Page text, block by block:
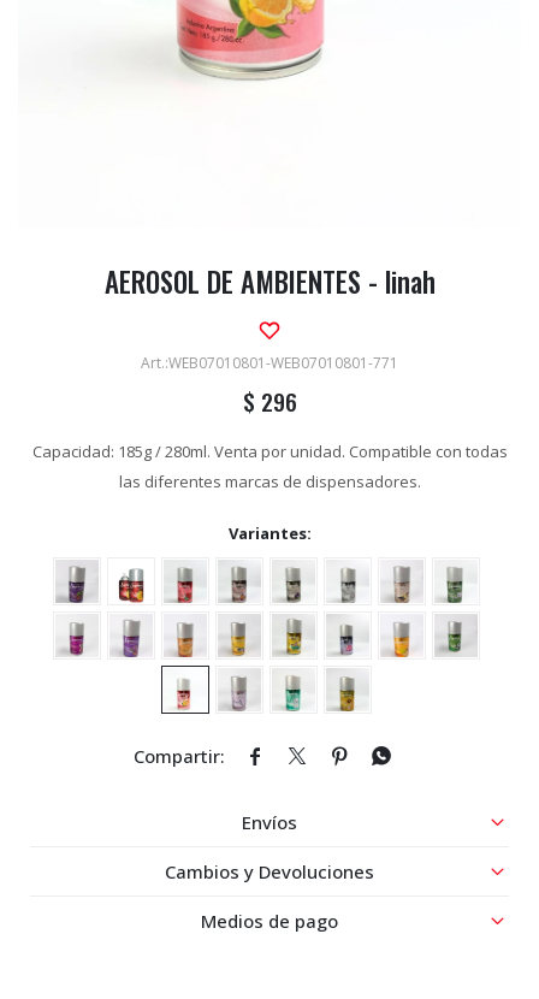
AEROSOL DE AMBIENTES - linah
WEB07010801-WEB07010801-771
$ 296
Capacidad: 185g / 280ml. Venta por unidad. Compatible con todas
las diferentes marcas de dispensadores.
Variantes:
   
Envíos
Cambios y Devoluciones
Medios de pago